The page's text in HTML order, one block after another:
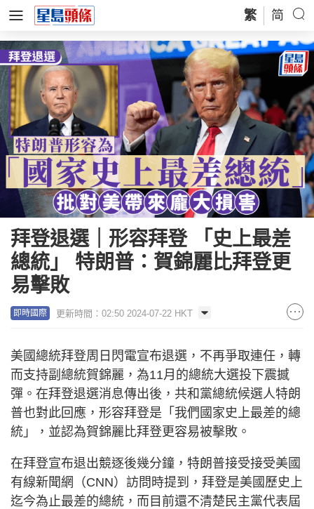
繁 简
拜登退選｜形容拜登 「史上最差
總統」 特朗普：賀錦麗比拜登更
易擊敗
即時國際 更新時間：02:50 2024-07-22 HKT
美國總統拜登周日閃電宣布退選，不再爭取連任，轉
而支持副總統賀錦麗，為11月的總統大選投下震撼
彈。在拜登退選消息傳出後，共和黨總統候選人特朗
普也對此回應，形容拜登是「我們國家史上最差的總
統」，並認為賀錦麗比拜登更容易被擊敗。
在拜登宣布退出競逐後幾分鐘，特朗普接受接受美國
有線新聞網（CNN）訪問時提到，拜登是美國歷史上
迄今為止最差的總統，而目前還不清楚民主黨代表屆